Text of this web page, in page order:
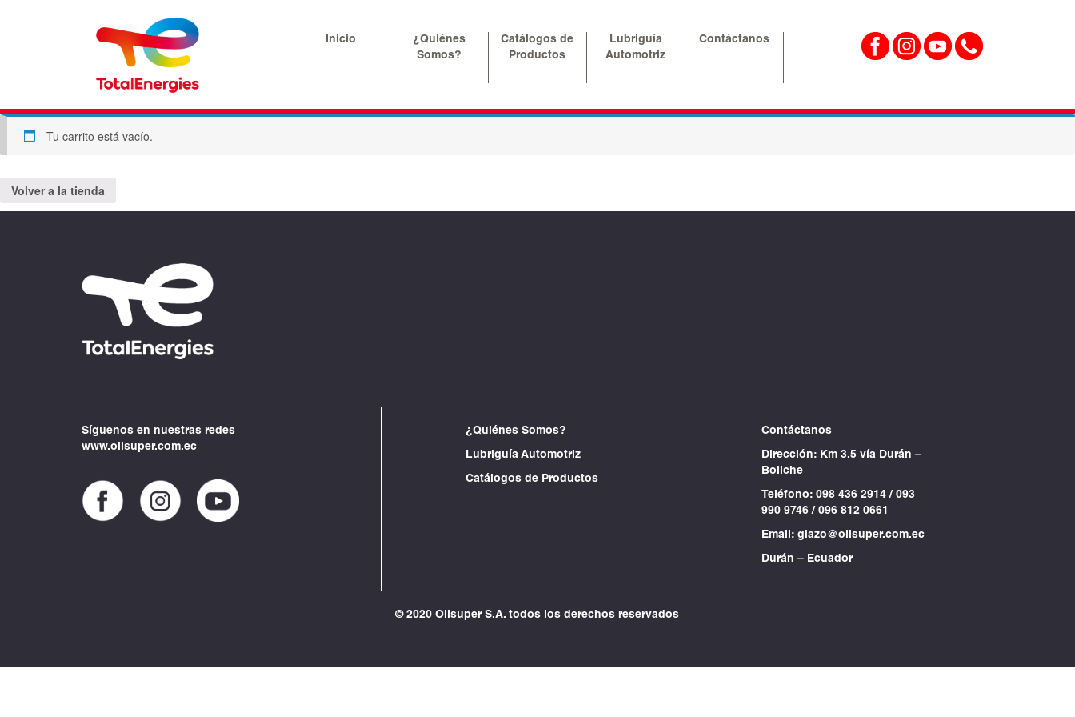
Inicio
¿Quiénes
Somos?
Catálogos de
Productos
Lubriguía
Automotriz
Contáctanos
Tu carrito está vacío.
Volver a la tienda
Síguenos en nuestras redes
www.oilsuper.com.ec
¿Quiénes Somos?
Lubriguía Automotriz
Catálogos de Productos
Contáctanos
Dirección: Km 3.5 vía Durán –
Boliche
Teléfono:098 436 2914 /093
990 9746 /096 812 0661
Email:glazo@oilsuper.com.ec
Durán – Ecuador
© 2020 Oilsuper S.A. todos los derechos reservados